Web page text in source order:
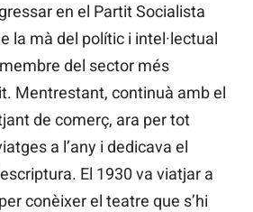
en el Partit Socialista
la mà del polític i intel·lectual
del sector més
Mentrestant, continuà amb el
de comerç, ara per tot
a l’any i dedicava el
El 1930 va viatjar a
conèixer el teatre que s’hi